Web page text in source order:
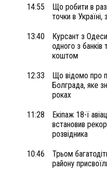
14:55
Що робити в
точки в
13:40
Курсант з
одного з
коштом
12:33
Що відомо про
Болграда, яке
роках
11:28
Екіпаж 18-ї
встановив
розвідника
10:46
Трьом
району